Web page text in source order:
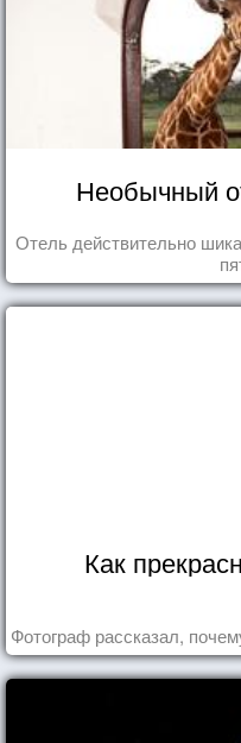
Необычный
Отель действительно
Как
Фотограф рассказал,